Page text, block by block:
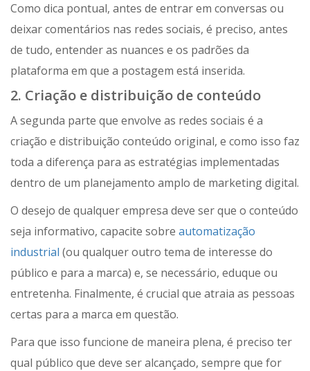
Como dica pontual, antes de entrar em conversas ou
deixar comentários nas redes sociais, é preciso, antes
de tudo, entender as nuances e os padrões da
plataforma em que a postagem está inserida.
2. Criação e distribuição de conteúdo
A segunda parte que envolve as redes sociais é a
criação e distribuição conteúdo original, e como isso faz
toda a diferença para as estratégias implementadas
dentro de um planejamento amplo de marketing digital.
O desejo de qualquer empresa deve ser que o conteúdo
seja informativo, capacite sobre automatização
industrial (ou qualquer outro tema de interesse do
público e para a marca) e, se necessário, eduque ou
entretenha. Finalmente, é crucial que atraia as pessoas
certas para a marca em questão.
Para que isso funcione de maneira plena, é preciso ter
qual público que deve ser alcançado, sempre que for